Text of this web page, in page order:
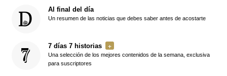
Al final del día
Un resumen de las noticias que debes saber antes de acostarte
7 días 7 historias
Una selección de los mejores contenidos de la semana, exclusiva
para suscriptores